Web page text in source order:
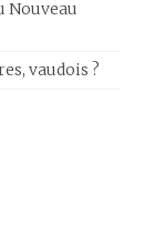
Nouveau
vaudois ?